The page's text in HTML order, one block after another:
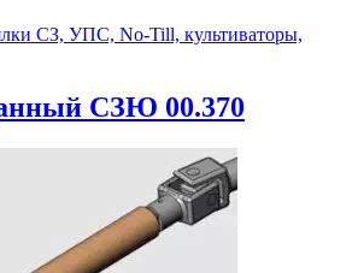
СЗ, УПС, No-Till, культиваторы,
СЗЮ 00.370